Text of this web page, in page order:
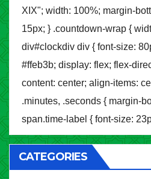
XIX"; width: 100%; margin-
15px; } .countdown-wrap {
div#clockdiv div { font-size:
#ffeb3b; display: flex; flex-
content: center; align-items:
.minutes, .seconds { margin-
span.time-label { font-size:
CATEGORIES